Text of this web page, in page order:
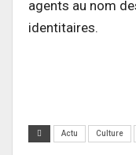
agents au nom
identitaires.
Actu Culture